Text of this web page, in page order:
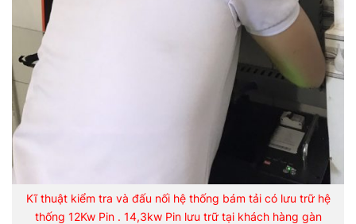
Kĩ thuật kiểm tra và đấu nối hệ thống bám tải có lưu trữ hệ
thống 12Kw Pin . 14,3kw Pin lưu trữ tại khách hàng gàn